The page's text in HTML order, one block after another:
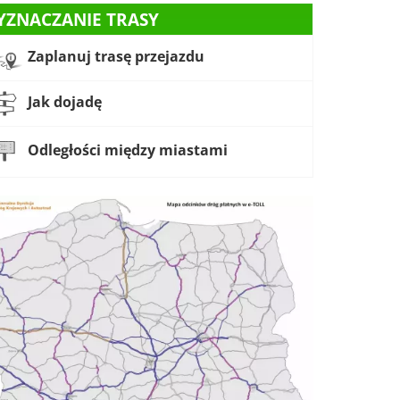
TRASY
Zaplanuj trasę przejazdu
Jak dojadę
Odległości między miastami